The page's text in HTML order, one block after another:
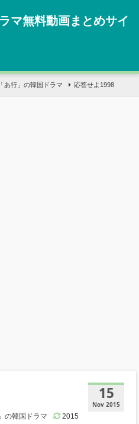
マ無料動画まとめサイ
あ行」の韓国ドラマ 応答せよ1998
15
Nov 2015
の韓国ドラマ
2015